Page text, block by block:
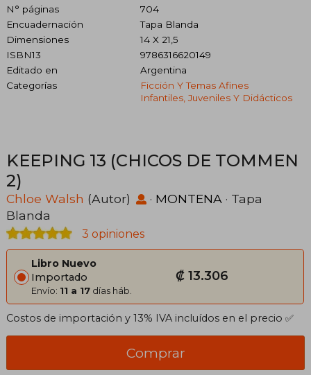
N° páginas
704
Encuadernación
Tapa Blanda
Dimensiones
14 X 21,5
ISBN13
9786316620149
Editado en
Argentina
Categorías
Ficción Y Temas Afines
Infantiles, Juveniles Y Didácticos
KEEPING 13 (CHICOS DE TOMMEN
2)
Chloe Walsh (Autor) · MONTENA · Tapa
Blanda
3 opiniones
Libro Nuevo
Importado
Envío: 11 a 17 días háb.
₡ 13.306
Costos de importación y 13% IVA incluídos en el precio ✅
Comprar